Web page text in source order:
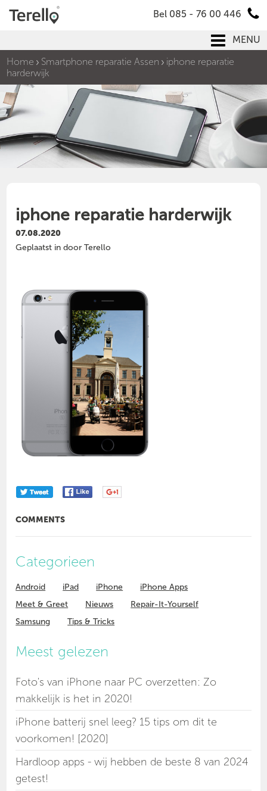
Bel 085 - 76 00 446
MENU
Home
Smartphone reparatie Assen
iphone reparatie
harderwijk
iphone reparatie harderwijk
07.08.2020
Geplaatst in door Terello
COMMENTS
Categorieen
Android iPad iPhone
iPhone Apps
Meet & Greet
Nieuws
Repair-It-Yourself
Samsung
Tips & Tricks
Meest gelezen
Foto's van iPhone naar PC overzetten: Zo
makkelijk is het in 2020!
iPhone batterij snel leeg? 15 tips om dit te
voorkomen! [2020]
Hardloop apps - wij hebben de beste 8 van 2024
getest!